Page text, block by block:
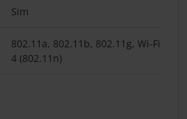
Sim
802.11a, 802.11b, 802.11g, Wi-Fi
4 (802.11n)